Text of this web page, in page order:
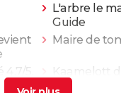
L'arbre le
Guide
Maire de
5,
film
Kaamelott
quand voir